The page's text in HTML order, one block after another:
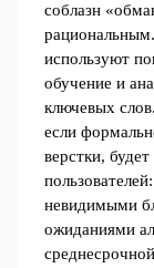
соблазн
используют
обучение и
ключевых
если
верстки,
невидимыми
ожиданиями